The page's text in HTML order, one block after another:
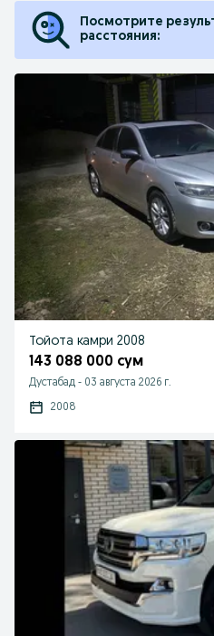
Посмотрите
расстояния:
Тойота камри 2008
143 088 000 сум
Дустабад - 03 августа 2026 г.
2008